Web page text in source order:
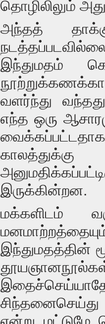
தொழிலிலும்
அந்தத்
இந்துமதம்
வளர்ந்து
எந்த ஒரு
இருக்கின்றன.
மக்களிடம்
இந்துமதத்தின்
என்று மட்டுமே